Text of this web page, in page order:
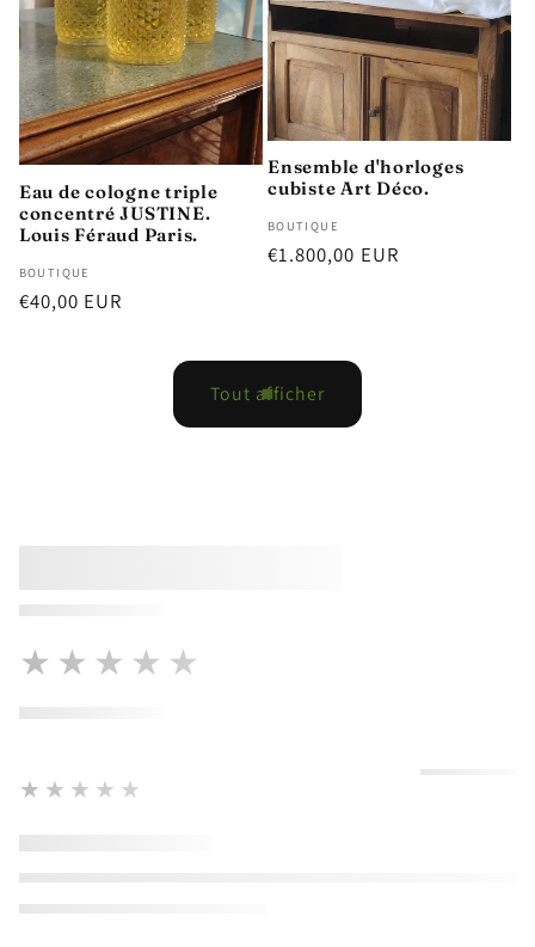
Eau de cologne triple
concentré JUSTINE.
Louis Féraud Paris.
Distributeur :
BOUTIQUE
Prix
€40,00 EUR
Ensemble d'horloges
cubiste Art Déco.
Distributeur :
BOUTIQUE
Prix
€1.800,00 EUR
Tout afficher
★★★★★
★★★★★